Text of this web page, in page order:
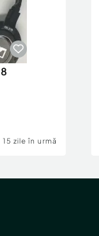
15 zile în urmă